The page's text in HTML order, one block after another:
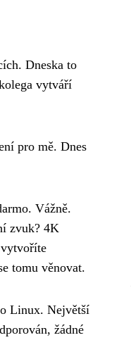
Dneska to
vytváří
pro mě. Dnes
Vážně.
zvuk? 4K
tomu věnovat.
Linux. Největší
žádné